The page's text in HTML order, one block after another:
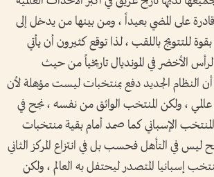
على المضي بعيداً ، ومن بينها من يدخل إلى
للتتويج باللقب ، لذا توقع كثيرون أن يأتي
الأخضر في المونديال تاريخياً من حيث
أن النظام الجديد دفع بمنتخبات ليست مؤهلة لأن
، ولكن المنتخب الواثق من نفسه ، نجح في
المنتخب الإسباني كما صمد أمام بقية منتخبات
ليس في التأهل فحسب بل في انتزاع المركز الثاني
إسبانيا المتصدر ليحتفل به العالم ، ولكن